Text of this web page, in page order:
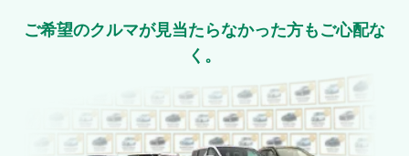
ご希望のクルマが見当たらなかった方もご心配な
く。